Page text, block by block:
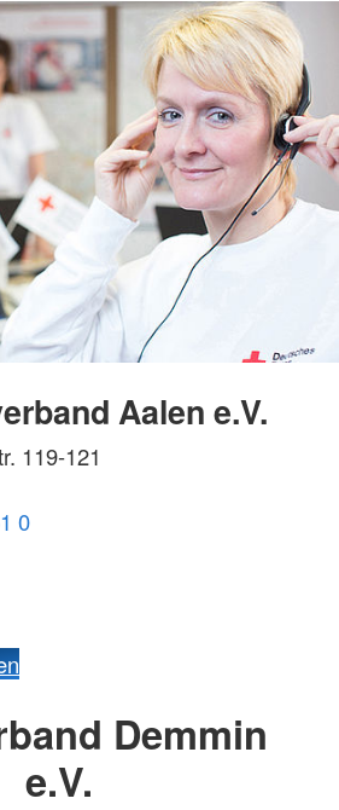
Aalen e.V.
119-121
0
Demmin
e.V.